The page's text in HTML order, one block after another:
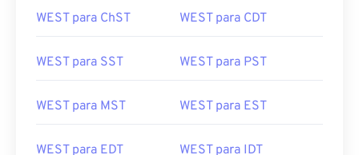
WEST para ChST WEST para CDT
WEST para SST WEST para PST
WEST para MST WEST para EST
WEST para EDT WEST para IDT